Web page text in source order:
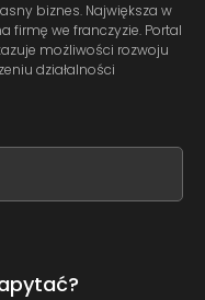
biznes. Największa w
firmę we franczyzie. Portal
możliwości rozwoju
działalności